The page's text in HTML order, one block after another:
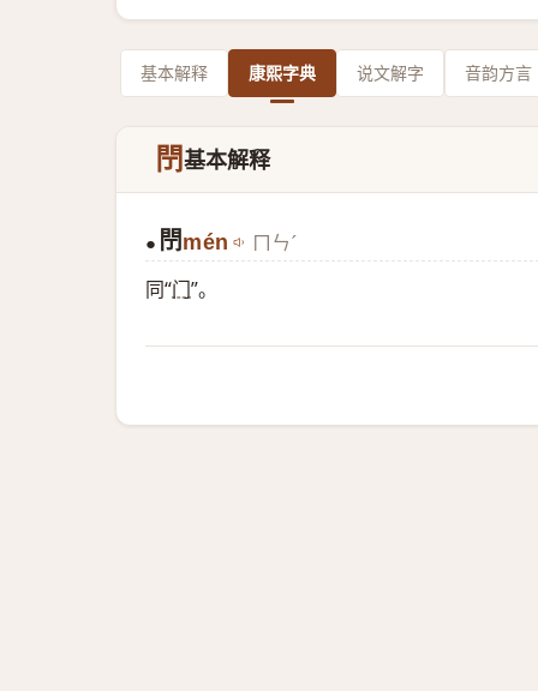
基本解释 康熙字典 说文解字 音韵方言
閅基本解释
● 閅 mén ㄇㄣˊ
同“门”。